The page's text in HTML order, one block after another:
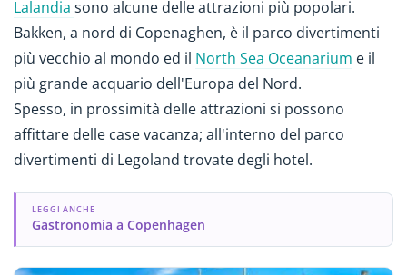
Lalandia sono alcune delle attrazioni più popolari.
Bakken, a nord di Copenaghen, è il parco divertimenti
più vecchio al mondo ed il North Sea Oceanarium e il
più grande acquario dell'Europa del Nord.
Spesso, in prossimità delle attrazioni si possono
affittare delle case vacanza; all'interno del parco
divertimenti di Legoland trovate degli hotel.
LEGGI ANCHE
Gastronomia a Copenhagen